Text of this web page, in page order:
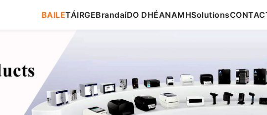
BAILETÁIRGEBrandaíDO DHÉANAMHSolutions